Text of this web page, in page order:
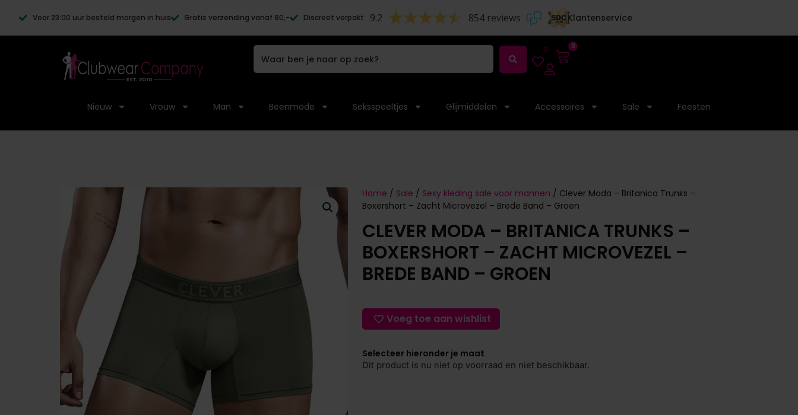
Voor 23:00 uur besteld morgen in huis Gratis verzending vanaf 80,- Discreet verpakt 9.2 854 reviews Klantenservice
0 0
Nieuw Vrouw Man Beenmode Seksspeeltjes Glijmiddelen Accessoires Sale Feesten
Home / Sale / Sexy kleding sale voor mannen / Clever Moda – Britanica Trunks –
Boxershort – Zacht Microvezel – Brede Band – Groen
CLEVER MODA – BRITANICA TRUNKS –
BOXERSHORT – ZACHT MICROVEZEL –
BREDE BAND – GROEN
Voeg toe aan wishlist
Selecteer hieronder je maat
Dit product is nu niet op voorraad en niet beschikbaar.